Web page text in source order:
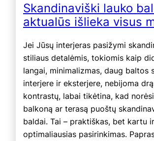
Skandinaviški lauko
aktualūs išlieka visus
Jei Jūsų interjeras pasižymi
stiliaus detalėmis, tokiomis kaip
langai, minimalizmas, daug baltos
interjere ir eksterjere, nebijoma
kontrastų, labai tikėtina, kad
balkoną ar terasą puoštų
baldai. Tai – praktiškas, bet kartu
optimaliausias pasirinkimas.